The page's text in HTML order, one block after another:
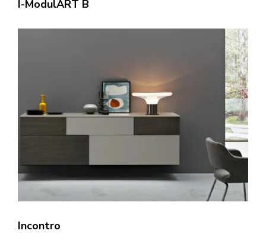
I-ModulART B
Incontro